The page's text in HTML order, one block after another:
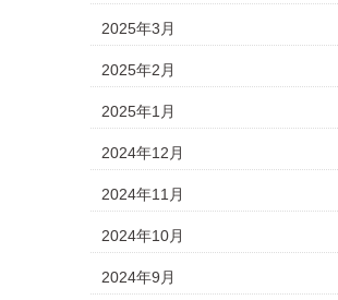
2025年3月
2025年2月
2025年1月
2024年12月
2024年11月
2024年10月
2024年9月